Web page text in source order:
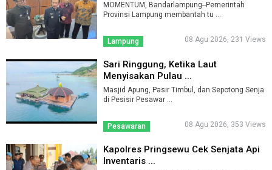
MOMENTUM, Bandarlampung--Pemerintah
Provinsi Lampung membantah tu ...
Lampung 08 Agu 2026, 231 Views
Sari Ringgung, Ketika Laut
Menyisakan Pulau ...
Masjid Apung, Pasir Timbul, dan Sepotong Senja
di Pesisir Pesawar ...
Pesawaran 08 Agu 2026, 353 Views
Kapolres Pringsewu Cek Senjata Api
Inventaris ...